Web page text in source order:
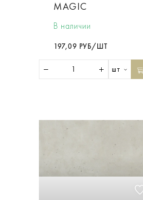
MAGIC
В наличии
197,09 РУБ/ШТ
шт